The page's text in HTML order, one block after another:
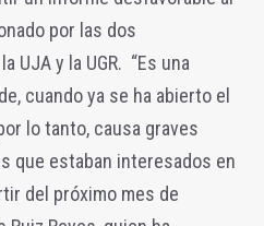
por las dos
UJA y la UGR. “Es una
cuando ya se ha abierto el
lo tanto, causa graves
que estaban interesados en
del próximo mes de